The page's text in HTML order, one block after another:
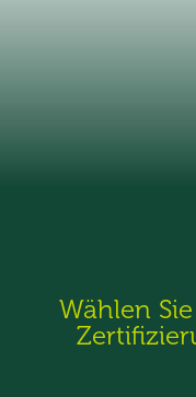
Wählen